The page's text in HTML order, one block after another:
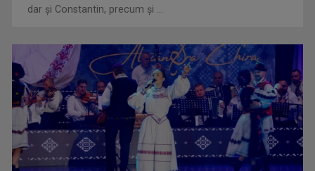
Prezența feminină în Săptămâna Mare și în fruntea Bisericii
Anglicane: „A fi ...
în direct la TVR Sport şi TVR 1. De 2 X Popovici: David,